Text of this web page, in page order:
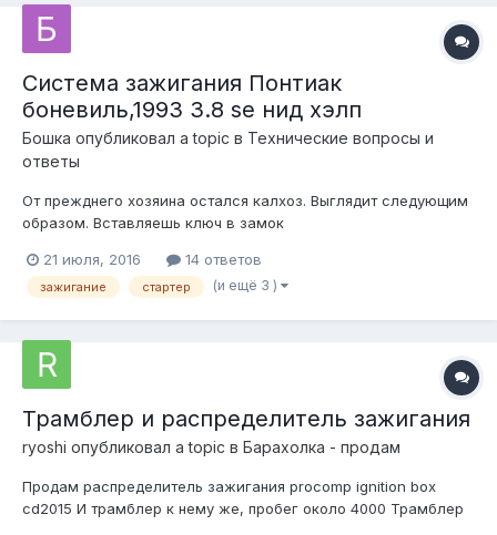
Система зажигания Понтиак
боневиль,1993 3.8 se нид хэлп
Бошка опубликовал a topic в Технические вопросы и
ответы
От прежднего хозяина остался калхоз. Выглядит следующим
образом. Вставляешь ключ в замок
крутить,ни чего не происходит. Затем нажимаешь
кнопку(специально установленную млять) и о чудо, машин
21 июля, 2016 14 ответов
зажигание стартер (и ещё 3 )
Трамблер и распределитель зажигания
ryoshi опубликовал a topic в Барахолка - продам
Продам распределитель зажигания procomp ignition box
cd2015 И трамблер к нему же, пробег около 4000 Трамблер